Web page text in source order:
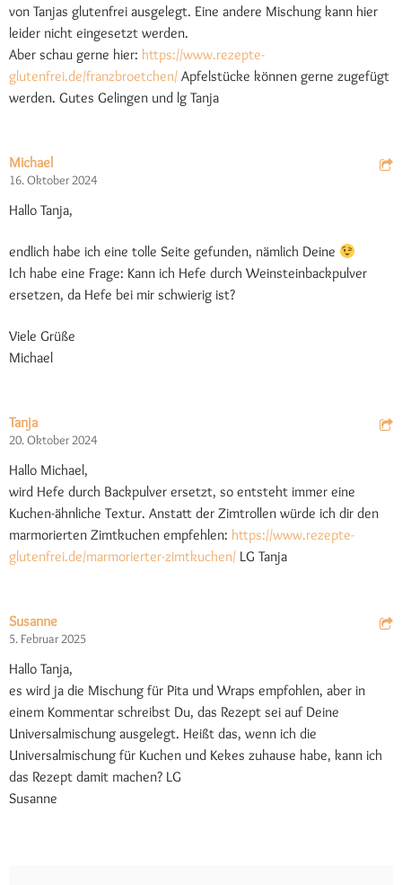
von Tanjas glutenfrei ausgelegt. Eine andere Mischung kann hier
leider nicht eingesetzt werden.
Aber schau gerne hier: https://www.rezepte-
glutenfrei.de/franzbroetchen/ Apfelstücke können gerne zugefügt
werden. Gutes Gelingen und lg Tanja
Michael
16. Oktober 2024
Hallo Tanja,
endlich habe ich eine tolle Seite gefunden, nämlich Deine
Ich habe eine Frage: Kann ich Hefe durch Weinsteinbackpulver
ersetzen, da Hefe bei mir schwierig ist?
Viele Grüße
Michael
Tanja
20. Oktober 2024
Hallo Michael,
wird Hefe durch Backpulver ersetzt, so entsteht immer eine
Kuchen-ähnliche Textur. Anstatt der Zimtrollen würde ich dir den
marmorierten Zimtkuchen empfehlen: https://www.rezepte-
glutenfrei.de/marmorierter-zimtkuchen/ LG Tanja
Susanne
5. Februar 2025
Hallo Tanja,
es wird ja die Mischung für Pita und Wraps empfohlen, aber in
einem Kommentar schreibst Du, das Rezept sei auf Deine
Universalmischung ausgelegt. Heißt das, wenn ich die
Universalmischung für Kuchen und Kekes zuhause habe, kann ich
das Rezept damit machen? LG
Susanne